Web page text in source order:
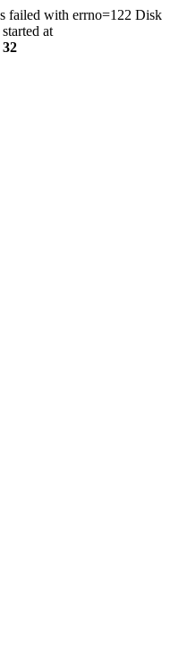
failed with errno=122 Disk
at
32